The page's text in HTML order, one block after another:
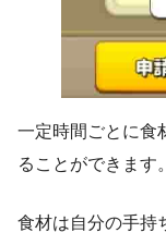
一定時間ごとに食
ることができます。
食材は自分の手持